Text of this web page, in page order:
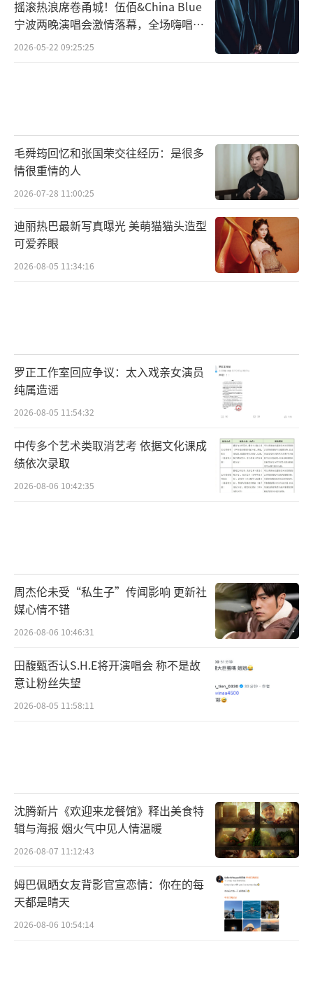
摇滚热浪席卷甬城！伍佰&China Blue
宁波两晚演唱会激情落幕，全场嗨唱氛
围炸裂
2026-05-22 09:25:25
毛舜筠回忆和张国荣交往经历：是很多
情很重情的人
2026-07-28 11:00:25
迪丽热巴最新写真曝光 美萌猫猫头造型
可爱养眼
2026-08-05 11:34:16
罗正工作室回应争议：太入戏亲女演员
纯属造谣
2026-08-05 11:54:32
中传多个艺术类取消艺考 依据文化课成
绩依次录取
2026-08-06 10:42:35
周杰伦未受“私生子”传闻影响 更新社
媒心情不错
2026-08-06 10:46:31
田馥甄否认S.H.E将开演唱会 称不是故
意让粉丝失望
2026-08-05 11:58:11
沈腾新片《欢迎来龙餐馆》释出美食特
辑与海报 烟火气中见人情温暖
2026-08-07 11:12:43
姆巴佩晒女友背影官宣恋情：你在的每
天都是晴天
2026-08-06 10:54:14